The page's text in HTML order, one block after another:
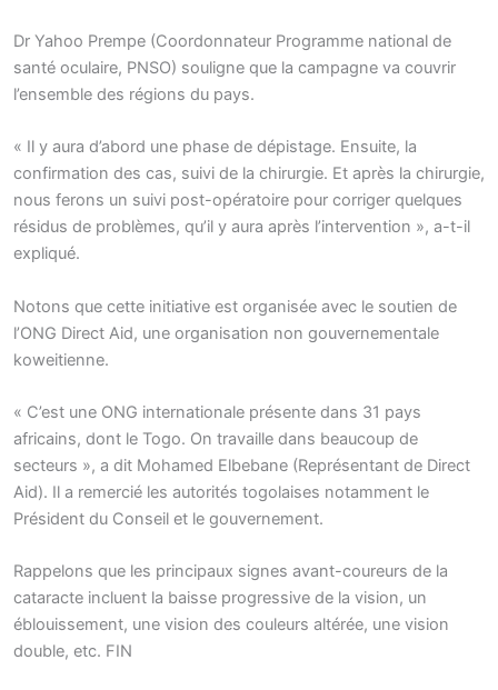
Dr Yahoo Prempe (Coordonnateur Programme national de
santé oculaire, PNSO) souligne que la campagne va couvrir
l’ensemble des régions du pays.
« Il y aura d’abord une phase de dépistage. Ensuite, la
confirmation des cas, suivi de la chirurgie. Et après la chirurgie,
nous ferons un suivi post-opératoire pour corriger quelques
résidus de problèmes, qu’il y aura après l’intervention », a-t-il
expliqué.
Notons que cette initiative est organisée avec le soutien de
l’ONG Direct Aid, une organisation non gouvernementale
koweitienne.
« C’est une ONG internationale présente dans 31 pays
africains, dont le Togo. On travaille dans beaucoup de
secteurs », a dit Mohamed Elbebane (Représentant de Direct
Aid). Il a remercié les autorités togolaises notamment le
Président du Conseil et le gouvernement.
Rappelons que les principaux signes avant-coureurs de la
cataracte incluent la baisse progressive de la vision, un
éblouissement, une vision des couleurs altérée, une vision
double, etc. FIN